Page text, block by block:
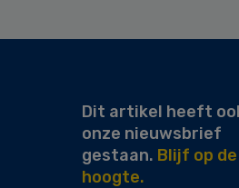
Dit artikel heeft
onze nieuwsbrief
gestaan. Blijf op de
hoogte.